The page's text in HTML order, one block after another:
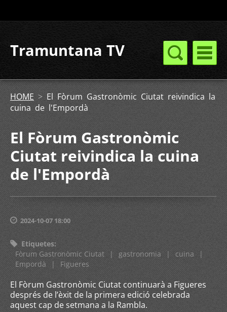
Tramuntana TV
HOME > El Fòrum Gastronòmic Ciutat reivindica la
cuina de l'Empordà
El Fòrum Gastronòmic
Ciutat reivindica la cuina
de l'Empordà
2024-10-07 18:00
Etiquetes:
Fòrum Gastronòmic Ciutat
| gastronomia | cuina
|
Empordà
| Figueres
El Fòrum Gastronòmic Ciutat continuarà a Figueres
després de l’èxit de la primera edició celebrada
aquest cap de setmana a la Rambla.